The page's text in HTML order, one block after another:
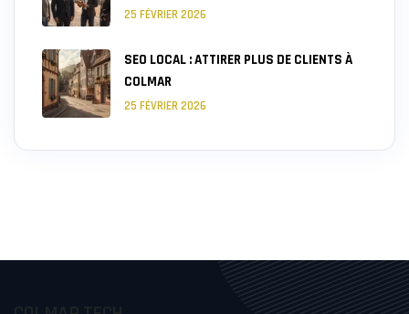
25 FÉVRIER 2026
SEO LOCAL : ATTIRER PLUS DE CLIENTS À
COLMAR
25 FÉVRIER 2026